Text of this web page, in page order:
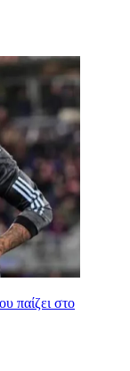
παίζει στο